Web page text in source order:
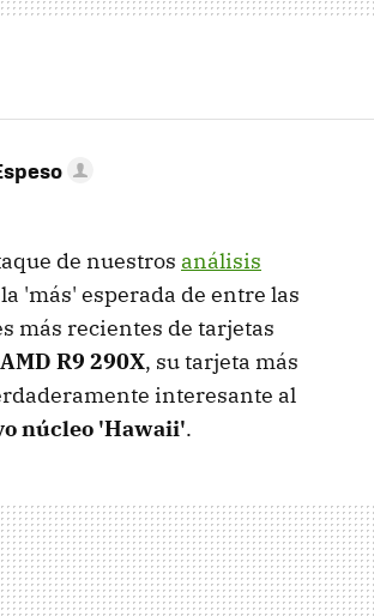
de nuestros análisis
'más' esperada de entre las
más recientes de tarjetas
AMD R9 290X, su tarjeta más
interesante al
núcleo 'Hawaii'.